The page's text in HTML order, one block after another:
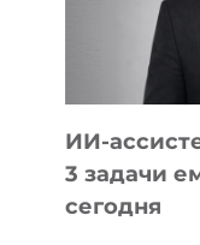
ИИ-
3 задачи
сегодня